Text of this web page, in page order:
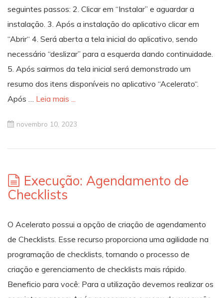
seguintes passos: 2. Clicar em “Instalar” e aguardar a
instalação. 3. Após a instalação do aplicativo clicar em
“Abrir“ 4. Será aberta a tela inicial do aplicativo, sendo
necessário “deslizar” para a esquerda dando continuidade.
5. Após sairmos da tela inicial será demonstrado um
resumo dos itens disponíveis no aplicativo “Acelerato“.
Após … Leia mais ...
novembro 10, 2023
Execução: Agendamento de
Checklists
O Acelerato possui a opção de criação de agendamento
de Checklists. Esse recurso proporciona uma agilidade na
programação de checklists, tornando o processo de
criação e gerenciamento de checklists mais rápido.
Beneficio para você: Para a utilização devemos realizar os